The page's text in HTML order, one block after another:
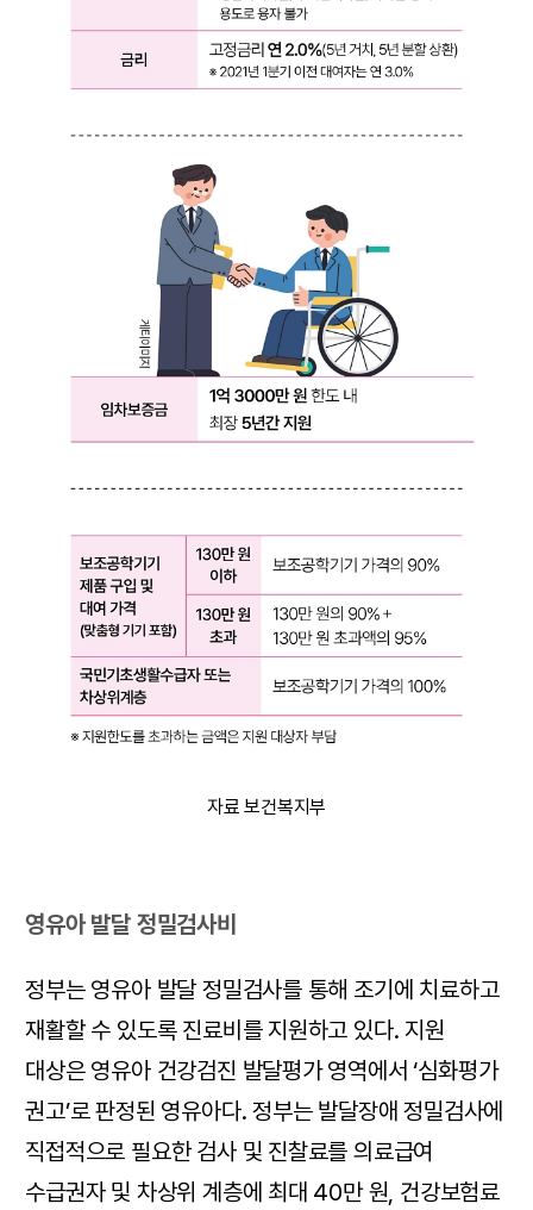
자료 보건복지부
영유아 발달 정밀검사비
정부는 영유아 발달 정밀검사를 통해 조기에 치료하고
재활할 수 있도록 진료비를 지원하고 있다. 지원
대상은 영유아 건강검진 발달평가 영역에서 ‘심화평가
권고’로 판정된 영유아다. 정부는 발달장애 정밀검사에
직접적으로 필요한 검사 및 진찰료를 의료급여
수급권자 및 차상위 계층에 최대 40만 원, 건강보험료